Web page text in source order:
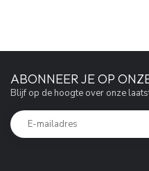
ABONNEER JE OP
Blijf op de hoogte over onze